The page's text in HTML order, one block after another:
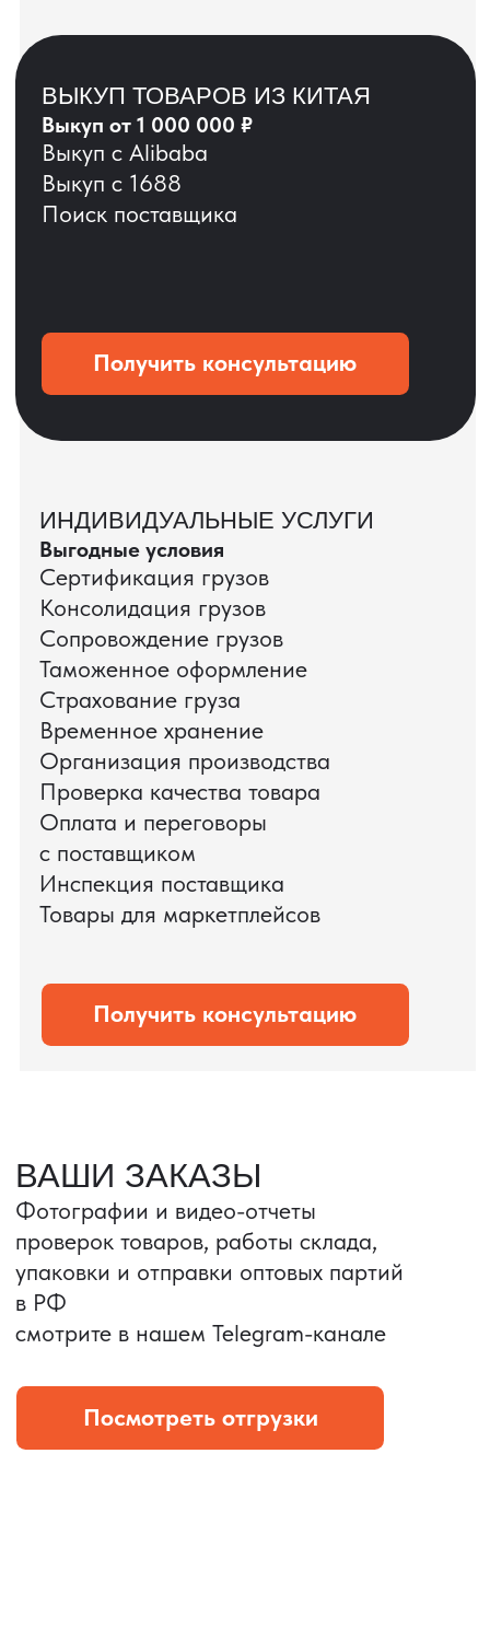
ОСТАВЬТЕ ЗАЯВКУ
Мы вернёмся с расчётом и фото после
технической проверки
Оставить заявку
КЕЙС ПАО «РОСТЕЛЕКОМ»
ПАО «Ростелеком» доверяет нам полный
цикл международных поставок — от
поиска и проверки поставщиков до
доставки оборудования.
Мы обеспечили полный цикл работ:
проверку продукции, логистику,
таможенное оформление и контроль
сроков. В результате все товары были
доставлены точно в срок и без
дополнительных рисков.
PRO TORG — проверенный партнёр по
международной логистике для ведущих
федеральных компаний.
Оставить заявку
Портативные колонки
Условия: Тираж 3100 шт.
Колонка с шнуром
зарядным, без коробки
и ложемента (эвы).
Условия: Тираж 5900 шт.
15w.
Комплект: устройство +
провод Type C.
КОНТРОЛЬ КАЧЕСТВА
Проверка по ТЗ включает: